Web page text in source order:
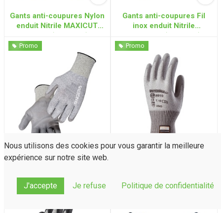
Gants anti-coupures Nylon
enduit Nitrile MAXICUT
ULTRA (4.5.4.2.C)
Gants anti-coupures Fil
inox enduit Nitrile
NITRINOX (4.X.4.3.F)
Promo
Taille 9
Promo
(4.5.4.2.X)
Promo
Nous utilisons des cookies pour vous garantir la meilleure
expérience sur notre site web.
J'accepte Je refuse Politique de confidentialité